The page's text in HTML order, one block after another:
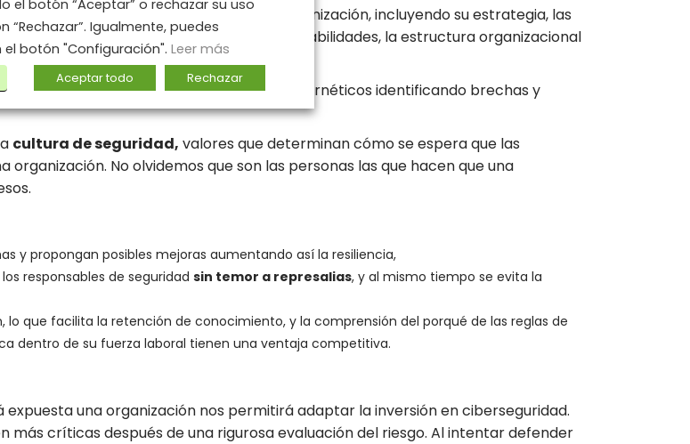
losmarcos de gobiernode toda la organización, incluyendo su estrategia, las
de cumplimiento, los roles y responsabilidades, la estructura organizacional
cibernéticas.
de la gobernanza de riesgos cibernéticos identificando brechas y
cultura de seguridad, valores que determinan cómo se espera que las
No olvidemos que son las personas las que hacen que una
y propongan posibles mejoras aumentando así la resiliencia,
responsables de seguridad sin temor a represalias, y al mismo tiempo se evita la
que facilita la retención de conocimiento, y la comprensión del porqué de las reglas de
dentro de su fuerza laboral tienen una ventaja competitiva.
una organización nos permitirá adaptar la inversión en ciberseguridad.
más críticas después de una rigurosa evaluación del riesgo. Al intentar defender
el botón “Aceptar” o rechazar su uso
“Rechazar”. Igualmente, puedes
botón "Configuración". Leer más
Aceptar todo Rechazar